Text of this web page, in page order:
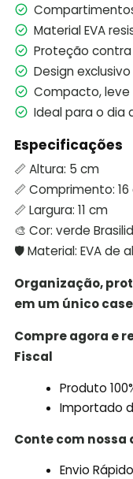
Material EVA
Proteção
Design
Compacto,
Ideal para o dia
Especificações
📏 Altura: 5 cm
📏 Comprimento:
📏 Largura: 11 cm
🎨 Cor: verde
🛡️ Material: EVA de
Organização,
em um único
Compre agora e
Fiscal
Produto
Importado
Conte com nossa
Envio Rápido